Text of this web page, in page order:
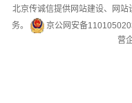
北京传诚信提供网站建设、网
务。
京公网安备
营